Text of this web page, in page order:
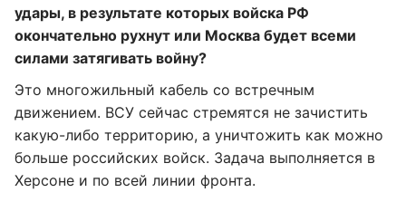
удары, в результате которых войска РФ
окончательно рухнут или Москва будет всеми
силами затягивать войну?
Это многожильный кабель со встречным
движением. ВСУ сейчас стремятся не зачистить
какую-либо территорию, а уничтожить как можно
больше российских войск. Задача выполняется в
Херсоне и по всей линии фронта.